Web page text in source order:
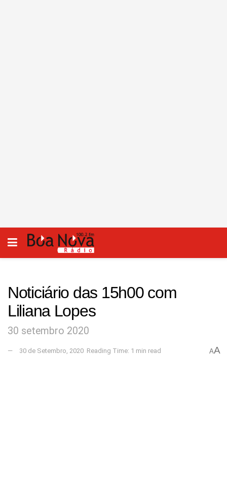
Noticiário das 15h00 com
Liliana Lopes
30 setembro 2020
30 de Setembro, 2020 Reading Time: 1 min read AA